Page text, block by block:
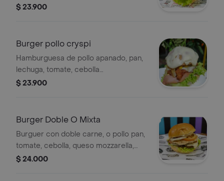
cebolla, queso cheddar, salsa bbq y
$ 23.900
Burger pollo cryspi
Hamburguesa de pollo apanado, pan,
lechuga, tomate, cebolla
caramelizada, doble queso mozzarella
$ 23.900
Burger Doble O Mixta
Burguer con doble carne, o pollo pan,
tomate, cebolla, queso mozzarella,
jamon salsa cheddar, bbq tartara .
$ 24.000